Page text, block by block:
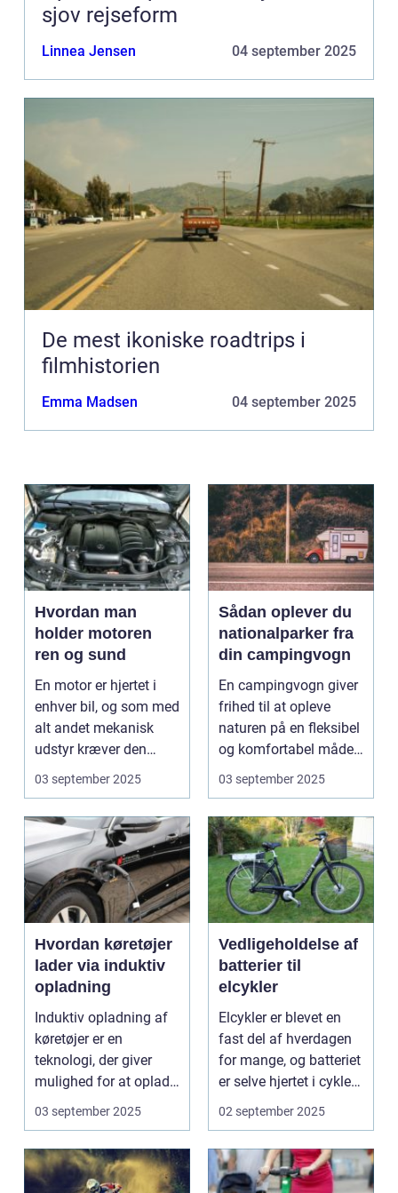
sjov rejseform
Linnea Jensen 04 september 2025
De mest ikoniske roadtrips i
filmhistorien
Emma Madsen 04 september 2025
Hvordan man
holder motoren
ren og sund
En motor er hjertet i
enhver bil, og som med
alt andet mekanisk
udstyr kræver den
omsorg for a...
03 september 2025
Sådan oplever du
nationalparker fra
din campingvogn
En campingvogn giver
frihed til at opleve
naturen på en fleksibel
og komfortabel måde.
N...
03 september 2025
Hvordan køretøjer
lader via induktiv
opladning
Induktiv opladning af
køretøjer er en
teknologi, der giver
mulighed for at oplade
uden...
03 september 2025
Vedligeholdelse af
batterier til
elcykler
Elcykler er blevet en
fast del af hverdagen
for mange, og batteriet
er selve hjertet i cyklen.
Et go...
02 september 2025